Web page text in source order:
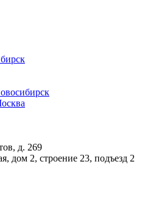
д. 269
дом 2, строение 23, подъезд 2